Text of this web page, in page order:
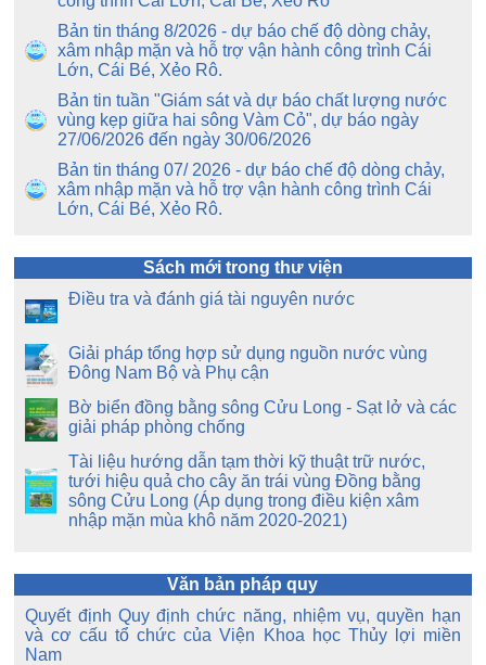
Bản tin tháng 8/2026 - dự báo chế độ dòng chảy,
xâm nhập mặn và hỗ trợ vận hành công trình Cái
Lớn, Cái Bé, Xẻo Rô.
Bản tin tuần "Giám sát và dự báo chất lượng nước
vùng kẹp giữa hai sông Vàm Cỏ", dự báo ngày
27/06/2026 đến ngày 30/06/2026
Bản tin tháng 07/ 2026 - dự báo chế độ dòng chảy,
xâm nhập mặn và hỗ trợ vận hành công trình Cái
Lớn, Cái Bé, Xẻo Rô.
Sách mới trong thư viện
Điều tra và đánh giá tài nguyên nước
Giải pháp tổng hợp sử dụng nguồn nước vùng
Đông Nam Bộ và Phụ cận
Bờ biển đồng bằng sông Cửu Long - Sạt lở và các
giải pháp phòng chống
Tài liệu hướng dẫn tạm thời kỹ thuật trữ nước,
tưới hiệu quả cho cây ăn trái vùng Đồng bằng
sông Cửu Long (Áp dụng trong điều kiện xâm
nhập mặn mùa khô năm 2020-2021)
Văn bản pháp quy
Quyết định Quy định chức năng, nhiệm vụ, quyền hạn
và cơ cấu tổ chức của Viện Khoa học Thủy lợi miền
Nam